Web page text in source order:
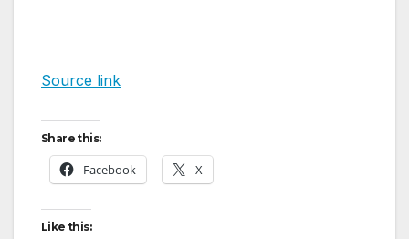
Source link
Share this:
Facebook X
Like this: